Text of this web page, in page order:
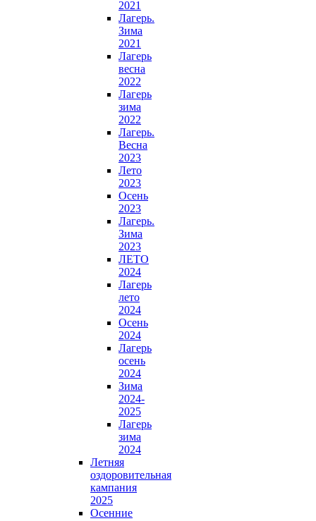
2021
Лагерь.
Зима
2021
Лагерь
весна
2022
Лагерь
зима
2022
Лагерь.
Весна
2023
Лето
2023
Осень
2023
Лагерь.
Зима
2023
ЛЕТО
2024
Лагерь
лето
2024
Осень
2024
Лагерь
осень
2024
Зима
2024-
2025
Лагерь
зима
2024
Летняя
оздоровительная
кампания
2025
Осенние